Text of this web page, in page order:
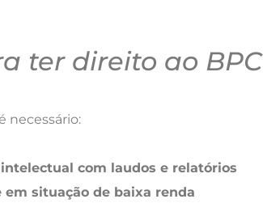
ter direito ao BPC
necessário:
com laudos e relatórios
situação de baixa renda